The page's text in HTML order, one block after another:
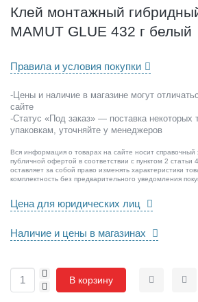
и
б
р
д
н
ы
й
B
O
T
I
K
M
A
U
G
U
Клей монтажный
MAMUT GLUE 432 г белый
Наличие и цены в магазинах
Правила и условия покупки
-Цены и наличие в магазине могут
сайте
-Статус «Под заказ» — поставка некоторых
упаковкам, уточняйте у менеджеров
Вся информация о товарах на сайте носит справочный
публичной офертой в соответствии с пунктом 2
оставляет за собой право изменять характеристики
комплектность без предварительного уведомления
Цена для юридических лиц
-
+
В корзину Сравнить